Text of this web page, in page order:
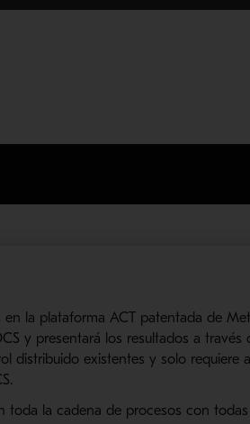
en la plataformaACT patentada de
y presentará los resultados a través
distribuido existentes y solo requiere
.
toda la cadena de procesos con